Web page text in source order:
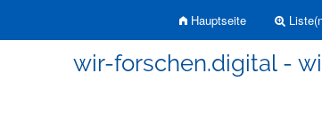
Hauptseite
wir-forschen.digital -